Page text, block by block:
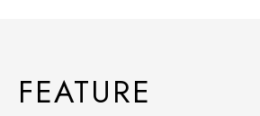
FEATURE